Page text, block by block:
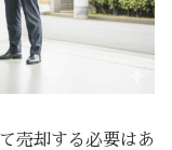
売却する必要はあ